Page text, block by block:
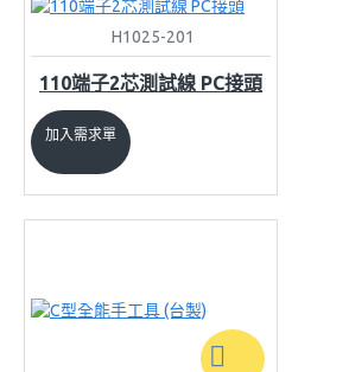
H1025-201
110端子2芯測試線 PC接頭
加入需求單